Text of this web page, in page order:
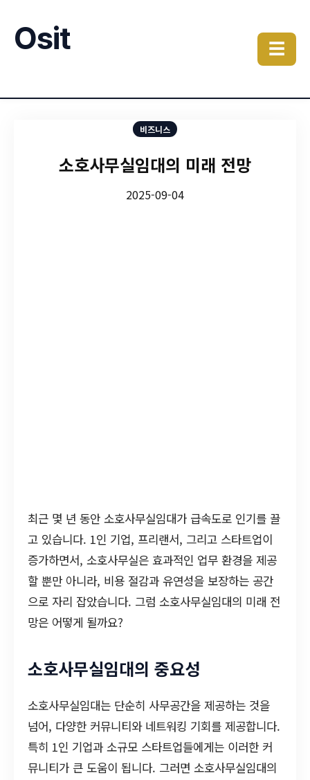
Osit ☰
비즈니스
소호사무실임대의 미래 전망
2025-09-04
최근 몇 년 동안 소호사무실임대가 급속도로 인기를 끌
고 있습니다. 1인 기업, 프리랜서, 그리고 스타트업이
증가하면서, 소호사무실은 효과적인 업무 환경을 제공
할 뿐만 아니라, 비용 절감과 유연성을 보장하는 공간
으로 자리 잡았습니다. 그럼 소호사무실임대의 미래 전
망은 어떻게 될까요?
소호사무실임대의 중요성
소호사무실임대는 단순히 사무공간을 제공하는 것을
넘어, 다양한 커뮤니티와 네트워킹 기회를 제공합니다.
특히 1인 기업과 소규모 스타트업들에게는 이러한 커
뮤니티가 큰 도움이 됩니다. 그러면 소호사무실임대의